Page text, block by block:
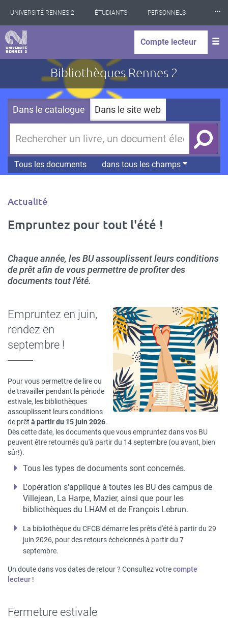
contenu
principal
UNIVERSITÉ RENNES 2 ÉTUDIANTS PERSONNELS
INTERNATIONAL BIBLIOTHÈQUES
LES NOUVELLES DE RENNES 2
⸱⸱⸱
Compte lecteur
Bibliothèques Rennes 2
Dans le catalogue Dans le site web
Tous les documents dans tous les champs
Type
Actualité
Empruntez pour tout l'été !
Chaque année, les BU assouplissent leurs conditions
de prêt afin de vous permettre de profiter des
documents tout l'été.
Empruntez en juin,
rendez en
septembre !
Pour vous permettre de lire ou
de travailler pendant la période
estivale, les bibliothèques
assouplissent leurs conditions
de prêt à partir du 15 juin 2026.
Dès cette date, les documents que vous empruntez dans vos BU
peuvent être retournés qu'à partir du 14 septembre (ou avant, bien
sûr!).
Tous les types de documents sont concernés.
L'opération s'applique à toutes les BU des campus de
Villejean, La Harpe, Mazier, ainsi que pour les
bibliothèques du LHAM et de François Lebrun.
La bibliothèque du CFCB démarre les prêts d'été à partir du 29
juin 2026, pour des retours échelonnés à partir du 7
septembre.
Un doute dans vos dates de retour ? Consultez votrecompte
lecteur !
Fermeture estivale